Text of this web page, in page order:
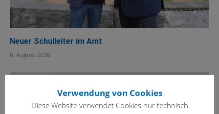
Neuer Schulleiter im Amt
6. August 2026
Verwendung von Cookies
Diese Website verwendet Cookies nur technisch